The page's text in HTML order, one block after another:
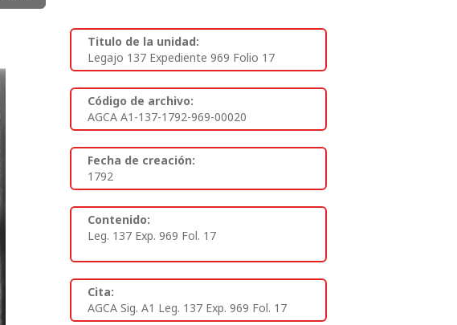
Titulo de la unidad:
Legajo 137 Expediente 969 Folio 17
Código de archivo:
AGCA A1-137-1792-969-00020
Fecha de creación:
1792
Contenido:
Leg. 137 Exp. 969 Fol. 17
Cita:
AGCA Sig. A1 Leg. 137 Exp. 969 Fol. 17